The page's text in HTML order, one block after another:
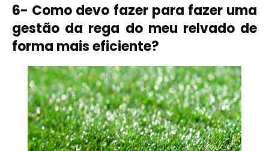
6- Como devo fazer para fazer uma
gestão da rega do meu relvado de
forma mais eficiente?